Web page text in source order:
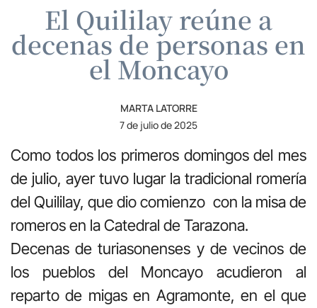
El Quililay reúne a
decenas de personas en
el Moncayo
MARTA LATORRE
7 de julio de 2025
Como todos los primeros domingos del mes
de julio, ayer tuvo lugar la tradicional romería
del Quililay, que dio comienzo con la misa de
romeros en la Catedral de Tarazona.
Decenas de turiasonenses y de vecinos de
los pueblos del Moncayo acudieron al
reparto de migas en Agramonte, en el que